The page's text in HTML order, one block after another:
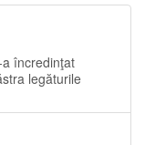
încredinţat
legăturile